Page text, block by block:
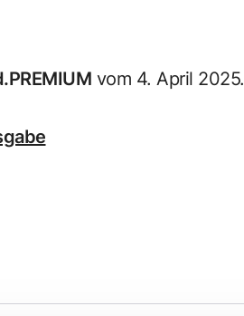
vom 4. April 2025.